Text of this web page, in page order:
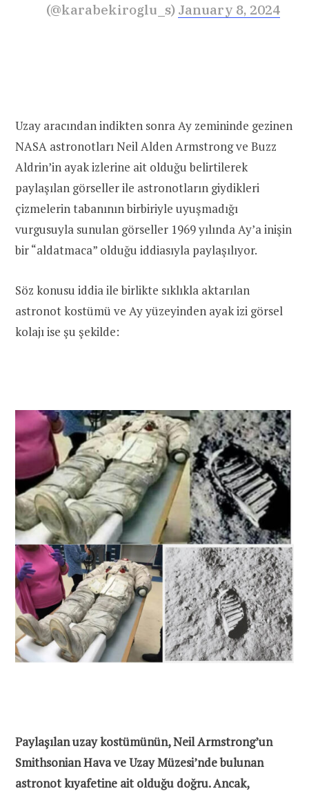
(@karabekiroglu_s) January 8, 2024
Uzay aracından indikten sonra Ay zemininde gezinen
NASA astronotları Neil Alden Armstrong ve Buzz
Aldrin’in ayak izlerine ait olduğu belirtilerek
paylaşılan görseller ile astronotların giydikleri
çizmelerin tabanının birbiriyle uyuşmadığı
vurgusuyla sunulan görseller 1969 yılında Ay’a inişin
bir “aldatmaca” olduğu iddiasıyla paylaşılıyor.
Söz konusu iddia ile birlikte sıklıkla aktarılan
astronot kostümü ve Ay yüzeyinden ayak izi görsel
kolajı ise şu şekilde:
Paylaşılan uzay kostümünün, Neil Armstrong’un
Smithsonian Hava ve Uzay Müzesi’nde bulunan
astronot kıyafetine ait olduğu doğru. Ancak,